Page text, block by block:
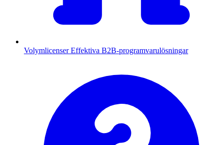
Volymlicenser Effektiva B2B-programvarulösningar